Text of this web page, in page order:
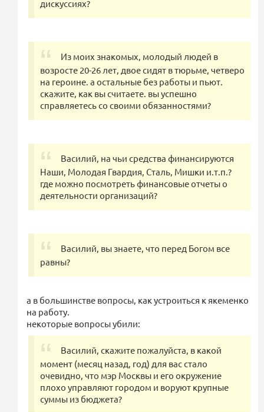
дискуссиях?
Из моих знакомых, молодый людей в
возросте 20-26 лет, двое сидят в тюрьме, четверо
на героине. а остальные без работы и пьют.
скажите, как вы считаете. вы успешно
справляетесь со своими обязанностями?
Василий, на чьи средства финансируются
Наши, Молодая Гвардия, Сталь, Мишки и.т.п.?
где можно посмотреть финансовые отчеты о
деятельности организаций?
Василий, вы знаете, что перед Богом все
равны?
а в большинстве вопросы, как устроиться к якеменко
на работу.
некоторые вопросы убили:
Василий, скажите пожалуйста, в какой
момент (месяц назад, год) для вас стало
очевидно, что мэр Москвы и его окружение
плохо управляют городом и воруют крупные
суммы из бюджета?